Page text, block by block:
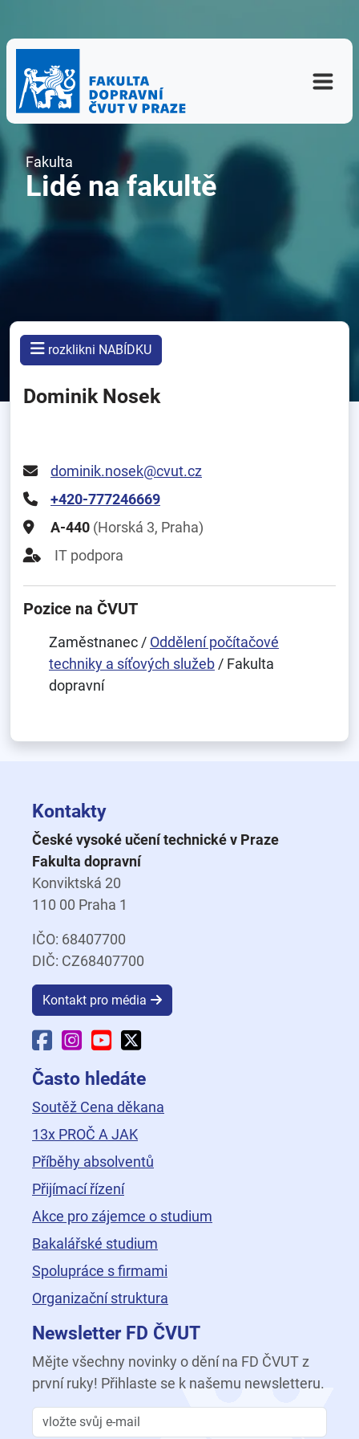
Fakulta
Lidé na fakultě
rozklikni NABÍDKU
Dominik Nosek
dominik.nosek@cvut.cz
+420-777246669
A-440 (Horská 3, Praha)
IT podpora
Pozice na ČVUT
Zaměstnanec / Oddělení počítačové
techniky a síťových služeb / Fakulta
dopravní
Kontakty
České vysoké učení technické v Praze
Fakulta dopravní
Konviktská 20
110 00 Praha 1
IČO: 68407700
DIČ: CZ68407700
Kontakt pro média
Facebook Fakulty dopravní
Instagram Fakulty dopravní
YouTube Fakulty dopravní
Často hledáte
Soutěž Cena děkana
13x PROČ A JAK
Příběhy absolventů
Přijímací řízení
Akce pro zájemce o studium
Bakalářské studium
Spolupráce s firmami
Organizační struktura
Newsletter FD ČVUT
Mějte všechny novinky o dění na FD ČVUT z
první ruky! Přihlaste se k našemu newsletteru.